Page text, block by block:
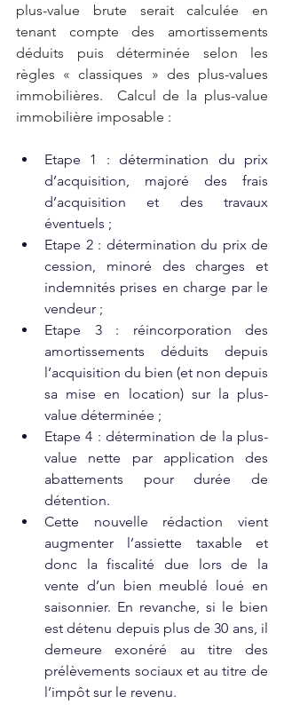
plus-value brute serait calculée en
tenant compte des amortissements
déduits puis déterminée selon les
règles « classiques » des plus-values
immobilières.  Calcul de la plus-value
immobilière imposable :
Etape 1 : détermination du prix
d’acquisition, majoré des frais
d’acquisition et des travaux
éventuels ;
Etape 2 : détermination du prix de
cession, minoré des charges et
indemnités prises en charge par le
vendeur ;
Etape 3 : réincorporation des
amortissements déduits depuis
l’acquisition du bien (et non depuis
sa mise en location) sur la plus-
value déterminée ;
Etape 4 : détermination de la plus-
value nette par application des
abattements pour durée de
détention.
Cette nouvelle rédaction vient
augmenter l’assiette taxable et
donc la fiscalité due lors de la
vente d’un bien meublé loué en
saisonnier. En revanche, si le bien
est détenu depuis plus de 30 ans, il
demeure exonéré au titre des
prélèvements sociaux et au titre de
l’impôt sur le revenu.